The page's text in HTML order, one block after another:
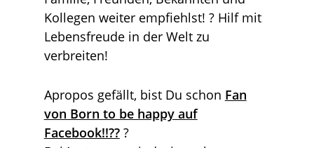
Kollegen weiter empfiehlst! ? Hilf mit
Lebensfreude in der Welt zu
verbreiten!
Apropos gefällt, bist Du schon Fan
von Born to be happy auf
Facebook!!???